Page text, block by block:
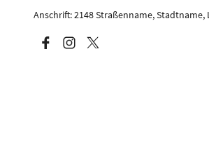
Anschrift: 2148 Straßenname, Stadtname,